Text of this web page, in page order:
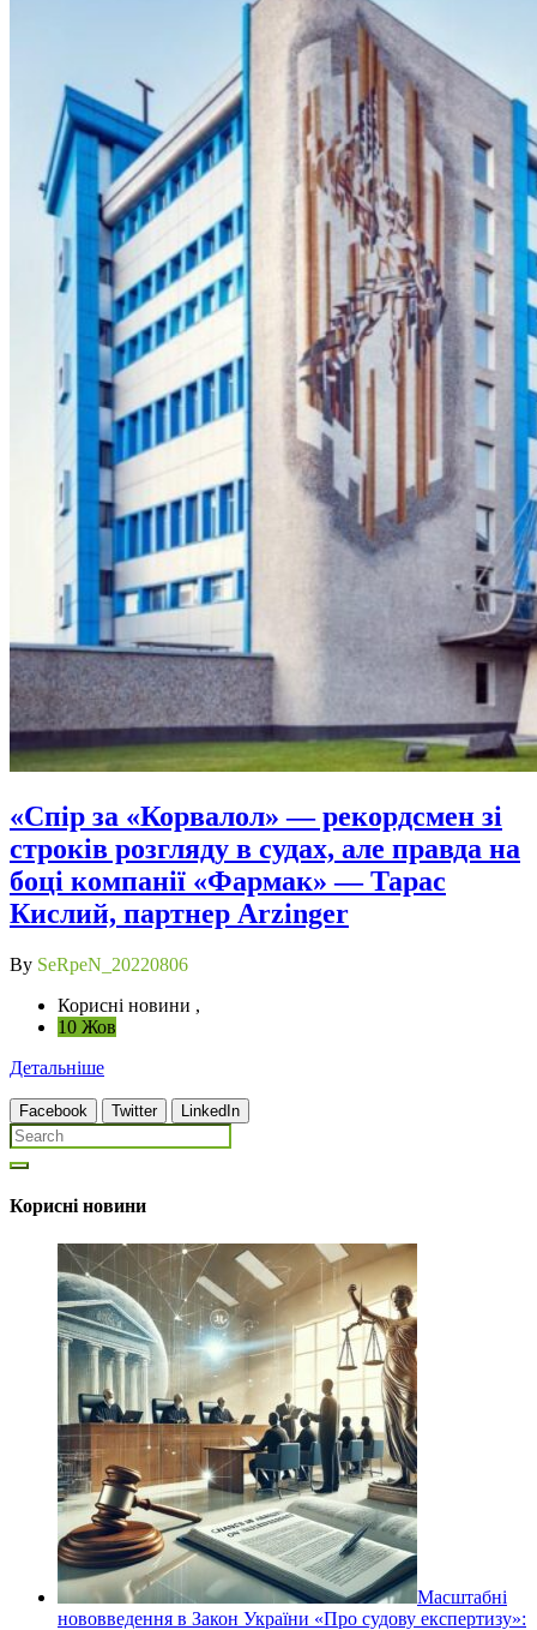
«Спір за «Корвалол» — рекордсмен зі
строків розгляду в судах, але правда на
боці компанії «Фармак» — Тарас
Кислий, партнер Arzinger
By SeRpeN_20220806
Корисні новини ,
10 Жов
Детальніше
Facebook Twitter LinkedIn
Корисні новини
Масштабні
нововведення в Закон України «Про судову експертизу»: